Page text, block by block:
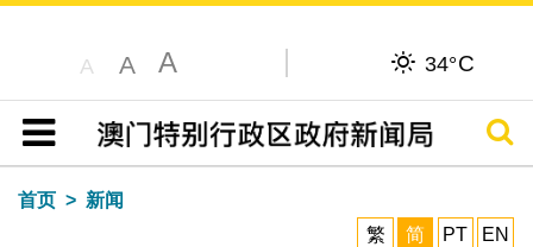
A A A 34°C
目录
搜寻
首页
新闻
繁
简 PT EN